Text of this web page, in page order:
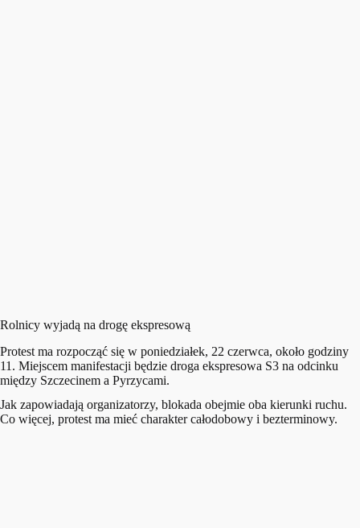
Rolnicy wyjadą na drogę ekspresową
Protest ma rozpocząć się w poniedziałek, 22 czerwca, około godziny
11. Miejscem manifestacji będzie droga ekspresowa S3 na odcinku
między Szczecinem a Pyrzycami.
Jak zapowiadają organizatorzy, blokada obejmie oba kierunki ruchu.
Co więcej, protest ma mieć charakter całodobowy i bezterminowy.